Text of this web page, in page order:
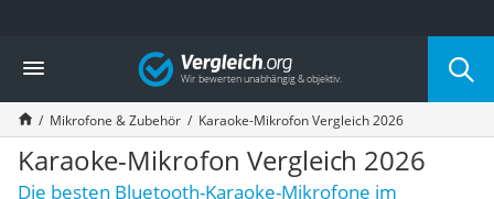
Die beliebtesten Vergleiche nach Kategorie
Elektronik
Powerstation
Monitor 32 Zoll 4K
Fernseher
Drucker
Vergleich
Mikrofone & Zubehör Karaoke-Mikrofon Vergleich 2026
Karaoke-Mikrofon Vergleich 2026
Die besten Bluetooth-Karaoke-Mikrofone im